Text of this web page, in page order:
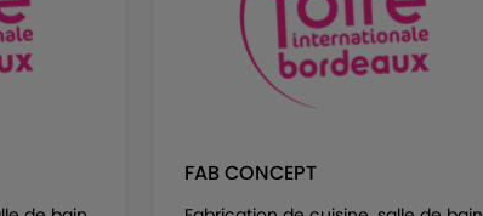
FAB CONCEPT